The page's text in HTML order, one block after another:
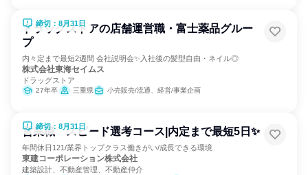
締切：8月31日
ドラッグストアの店舗運営職・富士薬品グルー
プ
内々定まで最短2週間 会社説明会✨入社後の髪型自由・ネイル◎
株式会社東海セイムス
ドラッグストア
27年卒 三重県 小売販売/流通、経営/事業企画
締切：8月31日
営業職 スピード選考コース|内定まで最短5日✨
年間休日121/業界トップクラス働きがい/成長できる環境
東建コーポレーション株式会社
建築設計、不動産管理、不動産仲介